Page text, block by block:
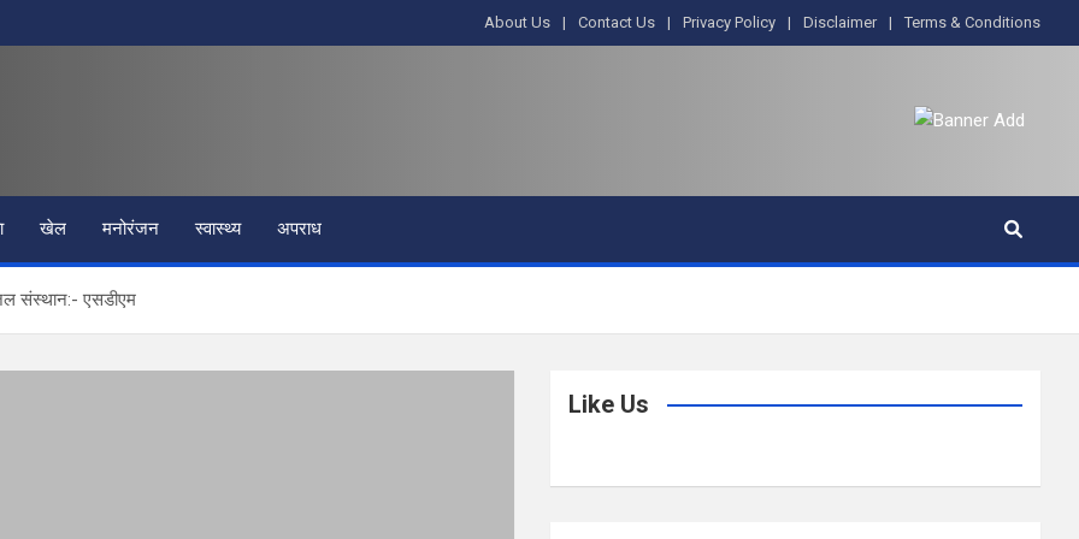
About Us Contact Us Privacy Policy Disclaimer Terms & Conditions
खेल मनोरंजन स्वास्थ्य अपराध
संस्थान:- एसडीएम
Like Us